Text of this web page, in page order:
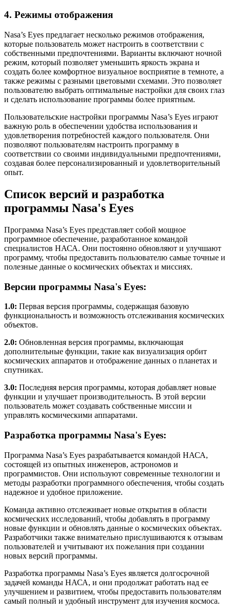
4. Режимы отображения
Nasa’s Eyes предлагает несколько режимов отображения,
которые пользователь может настроить в соответствии с
собственными предпочтениями. Варианты включают ночной
режим, который позволяет уменьшить яркость экрана и
создать более комфортное визуальное восприятие в темноте, а
также режимы с разными цветовыми схемами. Это позволяет
пользователю выбрать оптимальные настройки для своих глаз
и сделать использование программы более приятным.
Пользовательские настройки программы Nasa’s Eyes играют
важную роль в обеспечении удобства использования и
удовлетворения потребностей каждого пользователя. Они
позволяют пользователям настроить программу в
соответствии со своими индивидуальными предпочтениями,
создавая более персонализированный и удовлетворительный
опыт.
Список версий и разработка
программы Nasa's Eyes
Программа Nasa’s Eyes представляет собой мощное
программное обеспечение, разработанное командой
специалистов НАСА. Они постоянно обновляют и улучшают
программу, чтобы предоставить пользователю самые точные и
полезные данные о космических объектах и миссиях.
Версии программы Nasa's Eyes:
1.0: Первая версия программы, содержащая базовую
функциональность и возможность отслеживания космических
объектов.
2.0: Обновленная версия программы, включающая
дополнительные функции, такие как визуализация орбит
космических аппаратов и отображение данных о планетах и
спутниках.
3.0: Последняя версия программы, которая добавляет новые
функции и улучшает производительность. В этой версии
пользователь может создавать собственные миссии и
управлять космическими аппаратами.
Разработка программы Nasa's Eyes:
Программа Nasa’s Eyes разрабатывается командой НАСА,
состоящей из опытных инженеров, астрономов и
программистов. Они используют современные технологии и
методы разработки программного обеспечения, чтобы создать
надежное и удобное приложение.
Команда активно отслеживает новые открытия в области
космических исследований, чтобы добавлять в программу
новые функции и обновлять данные о космических объектах.
Разработчики также внимательно прислушиваются к отзывам
пользователей и учитывают их пожелания при создании
новых версий программы.
Разработка программы Nasa’s Eyes является долгосрочной
задачей команды НАСА, и они продолжат работать над ее
улучшением и развитием, чтобы предоставить пользователям
самый полный и удобный инструмент для изучения космоса.